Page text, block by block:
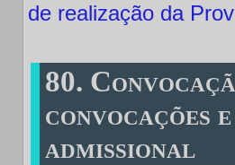
de realização da
80.
convocações
admissional